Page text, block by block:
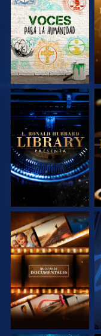
EXPLORA LAS
SERIES
EXPLORA LAS
SERIES
EXPLORA LAS
SERIES